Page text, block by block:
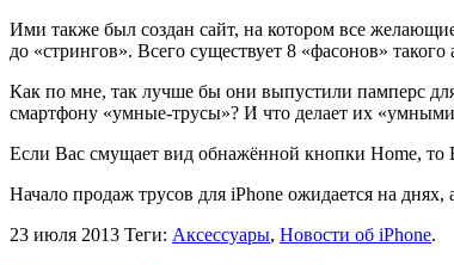
Ими также был создан сайт, на котором все
до «стрингов». Всего существует 8 «фасонов» такого
Как по мне, так лучше бы они выпустили памперс
смартфону «умные-трусы»? И что делает их
Если Вас смущает вид обнажённой кнопки Home, то
Начало продаж трусов для iPhone ожидается на
23 июля 2013 Теги: Аксессуары, Новости об iPhone.